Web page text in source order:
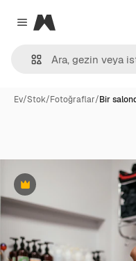
Close menu
Magnific
Ev/Stok/Fotoğraflar/Bir
Premium